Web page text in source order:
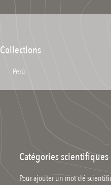
Collections
Perú
Catégories scientifiques
Pour ajouter un mot clé